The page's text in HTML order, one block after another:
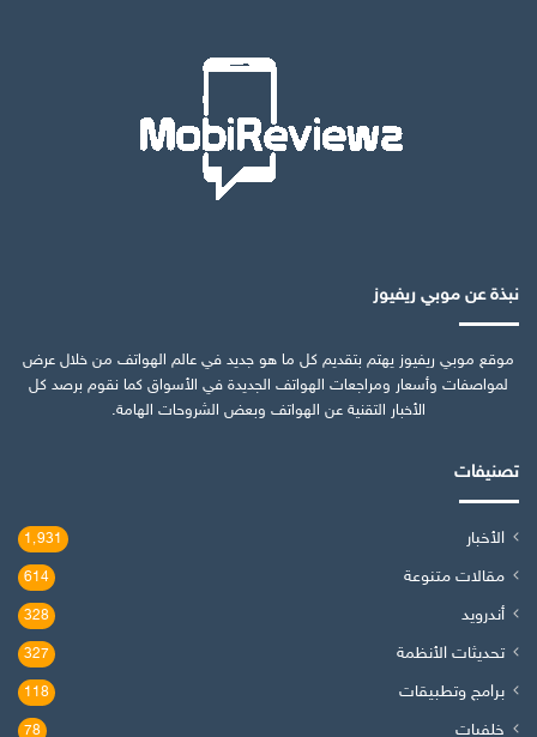
نبذة عن موبي ريفيوز
موقع موبي ريفيوز يهتم بتقديم كل ما هو جديد في عالم الهواتف من خلال عرض
لمواصفات وأسعار ومراجعات الهواتف الجديدة في الأسواق كما نقوم برصد كل
الأخبار التقنية عن الهواتف وبعض الشروحات الهامة.
تصنيفات
الأخبار 1٬931
مقالات متنوعة 614
أندرويد 328
تحديثات الأنظمة 327
برامج وتطبيقات 118
خلفيات 78